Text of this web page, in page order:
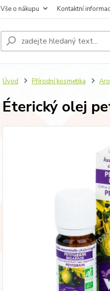
Vše o nákupu Kontaktní
Úvod Přírodní kosmetika
Éterický olej